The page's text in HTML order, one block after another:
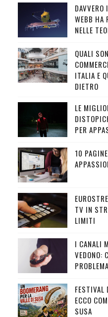
DAVVERO
WEBB HA
NELLE
QUALI
ITALIA E
DIETRO
LE
PER
10
TV IN
LIMITI
I CANALI
VEDONO:
PROBLEMA
FESTIVAL
ECCO
SUSA